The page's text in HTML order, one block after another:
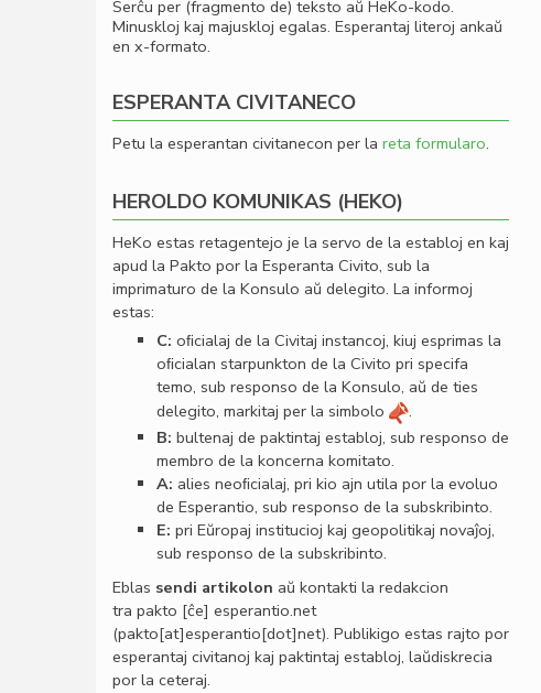
Serĉu per (fragmento de) teksto aŭ HeKo-kodo.
Minuskloj kaj majuskloj egalas. Esperantaj literoj ankaŭ
en x-formato.
ESPERANTA CIVITANECO
Petu la esperantan civitanecon per la reta formularo.
HEROLDO KOMUNIKAS (HEKO)
HeKo estas retagentejo je la servo de la establoj en kaj
apud la Pakto por la Esperanta Civito, sub la
imprimaturo de la Konsulo aŭ delegito. La informoj
estas:
C: oﬁcialaj de la Civitaj instancoj, kiuj esprimas la
oﬁcialan starpunkton de la Civito pri specifa
temo, sub responso de la Konsulo, aŭ de ties
delegito, markitaj per la simbolo
.
B: bultenaj de paktintaj establoj, sub responso de
membro de la koncerna komitato.
A: alies neoﬁcialaj, pri kio ajn utila por la evoluo
de Esperantio, sub responso de la subskribinto.
E: pri Eŭropaj institucioj kaj geopolitikaj novaĵoj,
sub responso de la subskribinto.
Eblas sendi artikolon aŭ kontakti la redakcion
tra pakto [ĉe] esperantio.net
(pakto[at]esperantio[dot]net). Publikigo estas rajto por
esperantaj civitanoj kaj paktintaj establoj, laŭdiskrecia
por la ceteraj.